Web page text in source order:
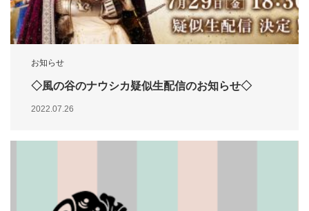
お知らせ
◇風の谷のナウシカ疑似生配信のお知らせ◇
2022.07.26